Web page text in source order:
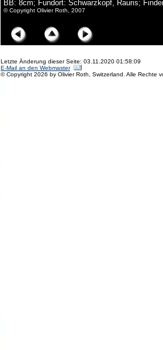
BB: 8cm; Fundort: Schwarzkopf, Rauris;
© Copyright Olivier Roth, 2007
Letzte Änderung dieser Seite: 03.11.2020 01:58:09
E-Mail an den Webmaster
© Copyright 2026 by Olivier Roth, Switzerland. Alle Rechte